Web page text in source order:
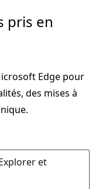
pris en
Edge pour
des mises à
et